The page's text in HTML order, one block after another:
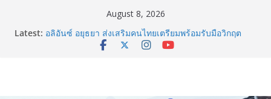
August 8, 2026
Latest: อลิอันซ์ อยุธยา ส่งเสริมคนไทยเตรียมพร้อมรับมือวิกฤต
เปิดพื้นที่ “Level Up the Care by Allianz Ayudhya